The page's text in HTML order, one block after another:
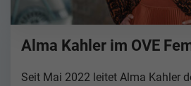
Alma Kahler im OVE
Seit Mai 2022 leitet Alma Kahler